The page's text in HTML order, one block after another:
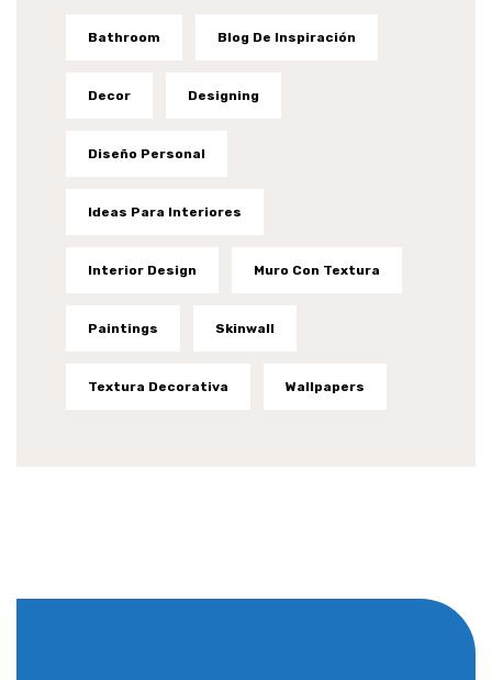
Bathroom Blog De Inspiración
Decor Designing
Diseño Personal
Ideas Para Interiores
Interior Design Muro Con Textura
Paintings Skinwall
Textura Decorativa Wallpapers